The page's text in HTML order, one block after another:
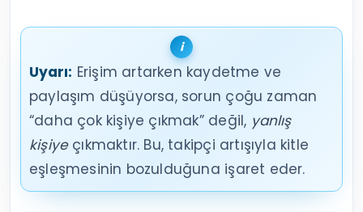
Uyarı: Erişim artarken kaydetme ve
paylaşım düşüyorsa, sorun çoğu zaman
“daha çok kişiye çıkmak” değil, yanlış
kişiyeçıkmaktır. Bu, takipçi artışıyla kitle
eşleşmesinin bozulduğuna işaret eder.